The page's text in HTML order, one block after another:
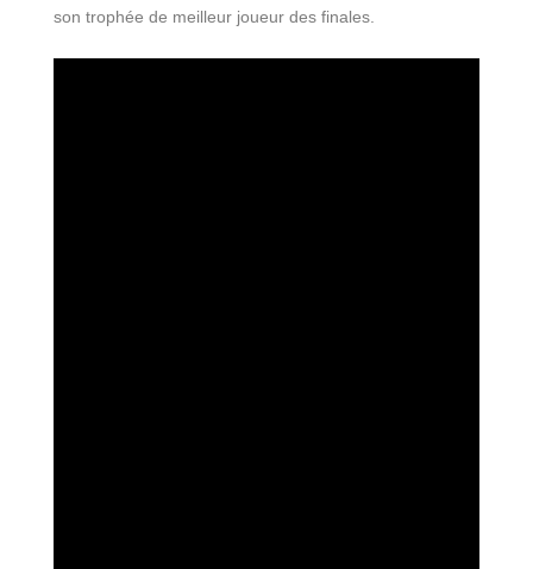
son trophée de meilleur joueur des finales.